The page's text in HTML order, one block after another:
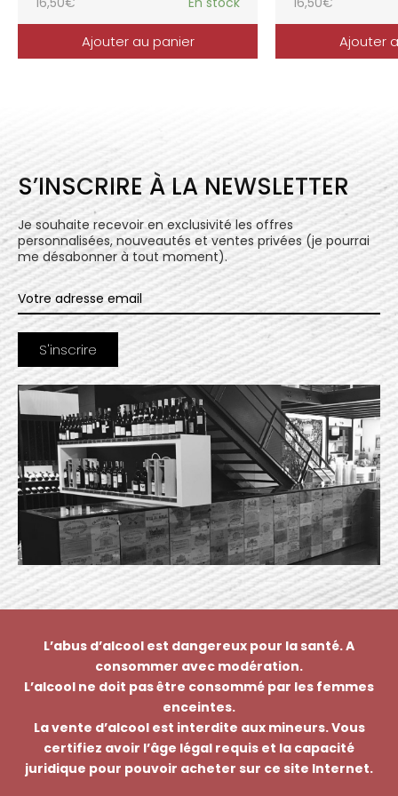
Ajouter au panier Ajouter
S’INSCRIRE À LA NEWSLETTER
Je souhaite recevoir en exclusivité les offres
personnalisées, nouveautés et ventes privées (je pourrai
me désabonner à tout moment).
L’abus d’alcool est dangereux pour la santé. A
consommer avec modération.
L’alcool ne doit pas être consommé par les femmes
enceintes.
La vente d’alcool est interdite aux mineurs. Vous
certifiez avoir l’âge légal requis et la capacité
juridique pour pouvoir acheter sur ce site Internet.